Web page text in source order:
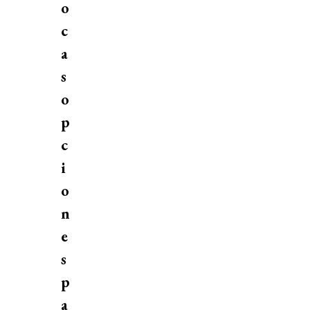
o
c
a
s
o
p
c
i
o
n
e
s
p
a